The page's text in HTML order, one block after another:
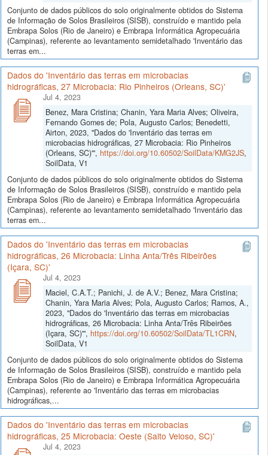
Conjunto de dados públicos do solo originalmente obtidos do Sistema
de Informação de Solos Brasileiros (SISB), construído e mantido pela
Embrapa Solos (Rio de Janeiro) e Embrapa Informática Agropecuária
(Campinas), referente ao levantamento semidetalhado 'Inventário das
terras em...
Dados do 'Inventário das terras em microbacias
hidrográficas, 27 Microbacia: Rio Pinheiros (Orleans, SC)'
Jul 4, 2023
Benez, Mara Cristina; Chanin, Yara Maria Alves; Oliveira,
Fernando Gomes de; Pola, Augusto Carlos; Benedetti,
Airton, 2023, "Dados do 'Inventário das terras em
microbacias hidrográficas, 27 Microbacia: Rio Pinheiros
(Orleans, SC)'", https://doi.org/10.60502/SoilData/KMG2JS,
SoilData, V1
Conjunto de dados públicos do solo originalmente obtidos do Sistema
de Informação de Solos Brasileiros (SISB), construído e mantido pela
Embrapa Solos (Rio de Janeiro) e Embrapa Informática Agropecuária
(Campinas), referente ao levantamento semidetalhado 'Inventário das
terras em...
Dados do 'Inventário das terras em microbacias
hidrográficas, 26 Microbacia: Linha Anta/Três Ribeirões
(Içara, SC)'
Jul 4, 2023
Maciel, C.A.T.; Panichi, J. de A.V.; Benez, Mara Cristina;
Chanin, Yara Maria Alves; Pola, Augusto Carlos; Ramos, A.,
2023, "Dados do 'Inventário das terras em microbacias
hidrográficas, 26 Microbacia: Linha Anta/Três Ribeirões
(Içara, SC)'", https://doi.org/10.60502/SoilData/TL1CRN,
SoilData, V1
Conjunto de dados públicos do solo originalmente obtidos do Sistema
de Informação de Solos Brasileiros (SISB), construído e mantido pela
Embrapa Solos (Rio de Janeiro) e Embrapa Informática Agropecuária
(Campinas), referente ao 'Inventário das terras em microbacias
hidrográficas,...
Dados do 'Inventário das terras em microbacias
hidrográficas, 25 Microbacia: Oeste (Salto Veloso, SC)'
Jul 4, 2023